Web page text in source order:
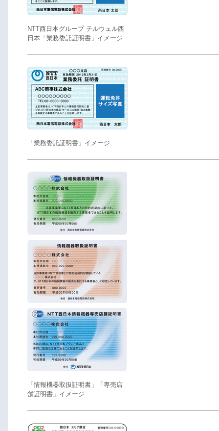
NTT西日本グループ テルウェル西
日本「業務委託証明書」イメージ
「業務委託証明書」イメージ
「情報機器取扱証明書」「専売店
舗証明書」イメージ